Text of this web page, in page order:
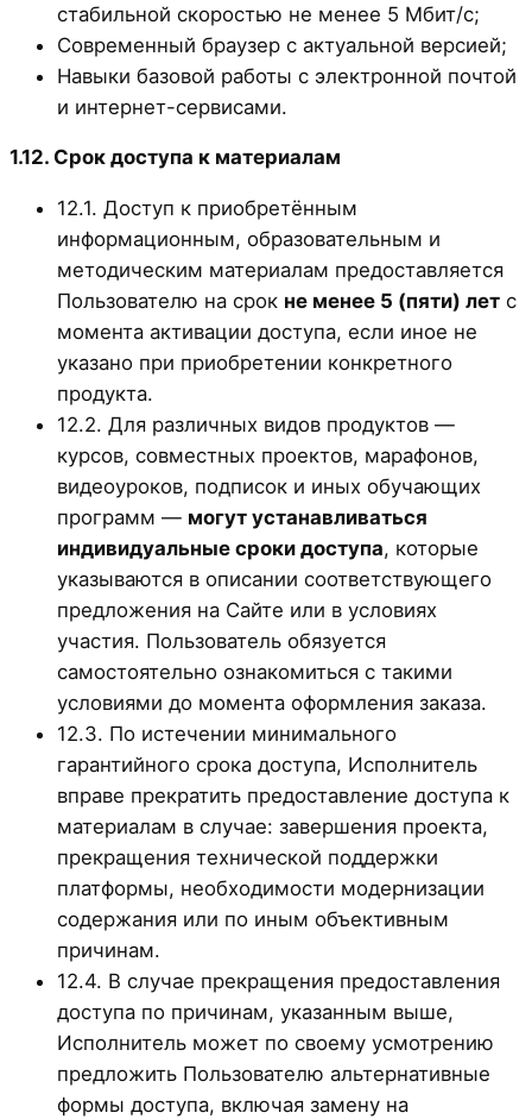
стабильной скоростью не менее 5 Мбит/с;
Современный браузер с актуальной версией;
Навыки базовой работы с электронной почтой
и интернет-сервисами.
1.12. Срок доступа к материалам
12.1. Доступ к приобретённым
информационным, образовательным и
методическим материалам предоставляется
Пользователю на срок не менее 5 (пяти) лет с
момента активации доступа, если иное не
указано при приобретении конкретного
продукта.
12.2. Для различных видов продуктов —
курсов, совместных проектов, марафонов,
видеоуроков, подписок и иных обучающих
программ — могут устанавливаться
индивидуальные сроки доступа, которые
указываются в описании соответствующего
предложения на Сайте или в условиях
участия. Пользователь обязуется
самостоятельно ознакомиться с такими
условиями до момента оформления заказа.
12.3. По истечении минимального
гарантийного срока доступа, Исполнитель
вправе прекратить предоставление доступа к
материалам в случае: завершения проекта,
прекращения технической поддержки
платформы, необходимости модернизации
содержания или по иным объективным
причинам.
12.4. В случае прекращения предоставления
доступа по причинам, указанным выше,
Исполнитель может по своему усмотрению
предложить Пользователю альтернативные
формы доступа, включая замену на